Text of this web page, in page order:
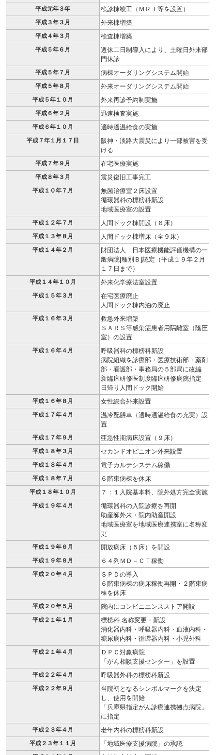
平成元年３年 検診棟竣工（ＭＲＩ等を設置）
平成３年３月 外来棟増築
平成４年３月 検査棟増築
平成５年６月
週休二日制導入により、土曜日外来部
門休診
平成５年７月 病棟オーダリングシステム開始
平成５年８月 外来オーダリングシステム開始
平成５年１０月 外来再診予約制実施
平成６年２月 迅速検査実施
平成６年１０月 適時適温給食の実施
平成７年１月１７日
阪神・淡路大震災により一部被害を受
ける
平成７年９月 在宅医療実施
平成８年３月 震災復旧工事完工
平成１０年７月
無菌治療室２床設置
循環器科の標榜科新設
地域医療室の設置
平成１２年７月 人間ドック棟開設（６床）
平成１３年８月 人間ドック棟増床（全９床）
平成１４年２月
財団法人 日本医療機能評価機構の一
般病院[種別Ｂ]認定（平成１９年２月
１７日まで）
平成１４年１０月 外来化学療法室設置
平成１５年３月
在宅医療廃止
人間ドック棟内泊の廃止
平成１６年３月
救急外来増築
ＳＡＲＳ等感染症患者用隔離室（陰圧
室）の設置
平成１６年４月
呼吸器科の標榜科新設
病院組織を診療部・医療技術部・薬剤
部・看護部・事務局の５部局に改編
新臨床研修医制度臨床研修病院指定
日帰り人間ドック開始
平成１６年８月 女性総合外来設置
平成１７年４月
温冷配膳車（適時適温給食の充実）設
置
平成１７年９月 亜急性期病床設置（９床）
平成１８年３月 セカンドオピニオン外来設置
平成１８年４月 電子カルテシステム稼働
平成１８年７月 ６階東病棟を休床
平成１８年１０月 ７：１入院基本料、院外処方完全実施
平成１９年４月
循環器科の入院診療を再開
助産師外来・院内助産開設
地域医療室を地域医療連携室に名称変
更
平成１９年６月 開放病床（５床）を開設
平成１９年８月 ６４列ＭＤ－ＣＴ稼働
平成２０年４月
ＳＰＤの導入
６階東病棟の病床稼働再開・２階東病
棟を休床
平成２０年５月 院内にコンビニエンスストア開設
平成２１年１月
標榜科 名称変更・新設
消化器内科・呼吸器内科・血液内科・
糖尿病内科・循環器内科・小児外科
平成２１年４月
ＤＰＣ対象病院
「がん相談支援センター」を設置
平成２２年４月 呼吸器外科の標榜科新設
平成２２年９月
当院初となるシンボルマークを決定
し、使用を開始
「兵庫県指定がん診療連携拠点病院」
に指定
平成２３年４月 老年内科の標榜科新設
平成２３年１１月 「地域医療支援病院」の承認